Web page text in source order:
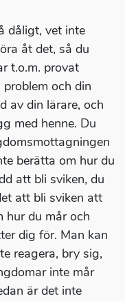
dåligt, vet inte
åt det, så du
t.o.m. provat
och din
av din lärare, och
med henne. Du
berätta om hur du
att bli sviken, du
att bli sviken att
hur du mår och
dig för. Man kan
reagera, bry sig,
inte mår
är det inte